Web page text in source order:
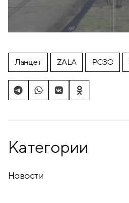
Ланцет ZALA РСЗО
Категории
Новости